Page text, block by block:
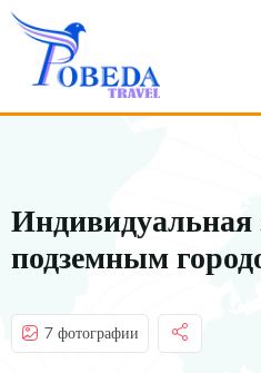
Индивидуальная
подземным
7 фотографии